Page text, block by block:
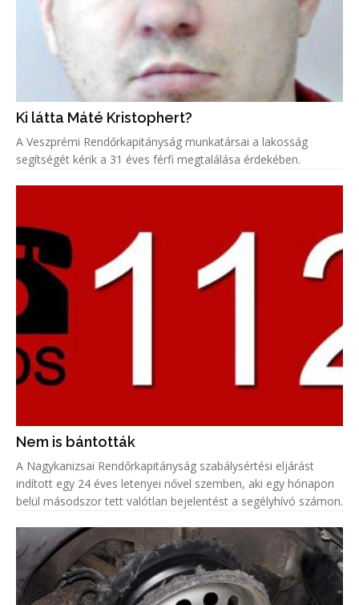
Ki látta Máté Kristophert?
A Veszprémi Rendőrkapitányság munkatársai a lakosság
segítségét kérik a 31 éves férfi megtalálása érdekében.
Nem is bántották
A Nagykanizsai Rendőrkapitányság szabálysértési eljárást
indított egy 24 éves letenyei nővel szemben, aki egy hónapon
belül másodszor tett valótlan bejelentést a segélyhívó számon.